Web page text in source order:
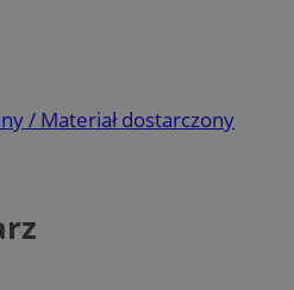
/ Materiał dostarczony